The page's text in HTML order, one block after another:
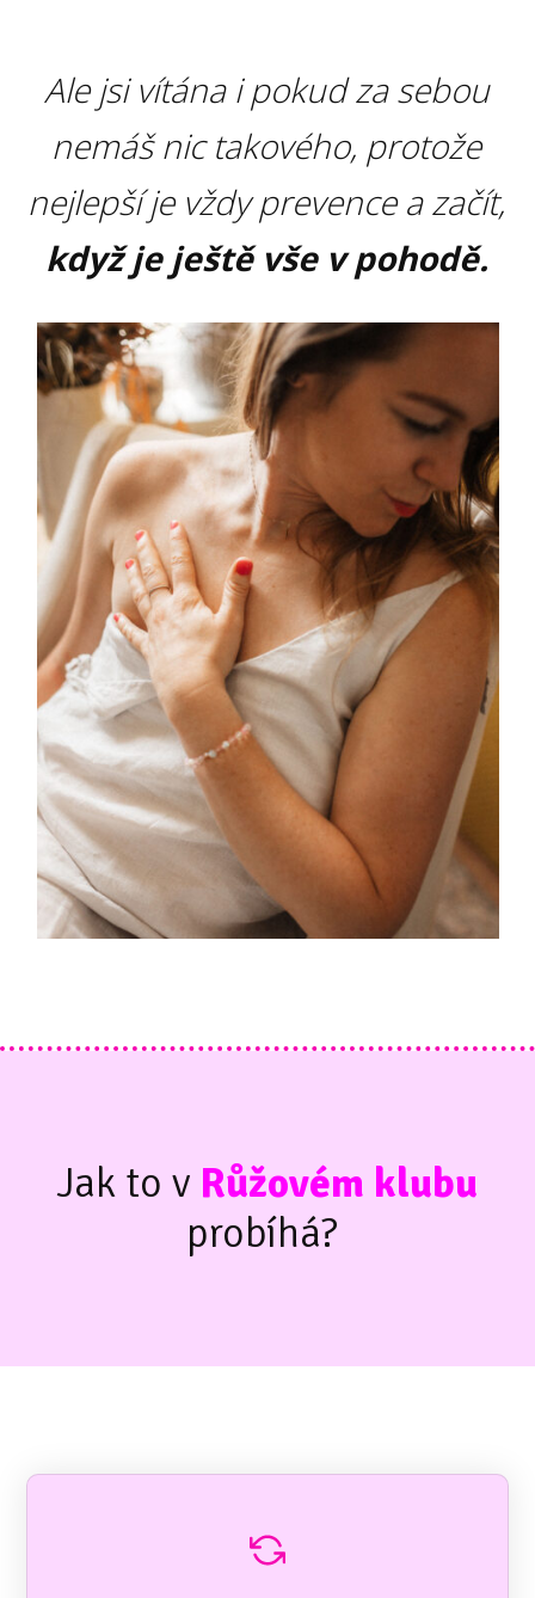
Ale jsi vítána i pokud za sebou
nemáš nic takového, protože
nejlepší je vždy prevence a začít,
když je ještě vše v pohodě.
Jak to v Růžovém klubu
probíhá?